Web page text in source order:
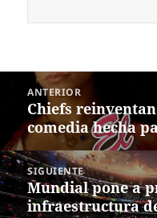
Navegación
entradas
ANTERIOR
Entrada
anterior:
Chiefs
comedia hecha
SIGUIENTE
Siguiente
entrada:
Mundial pone a
infraestructura